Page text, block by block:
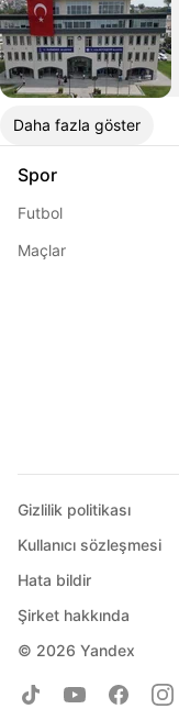
Daha fazla göster
Spor
Futbol
Maçlar
© 2026 Yandex
Gizlilik politikası
Kullanıcı sözleşmesi
Hata bildir
Şirket hakkında